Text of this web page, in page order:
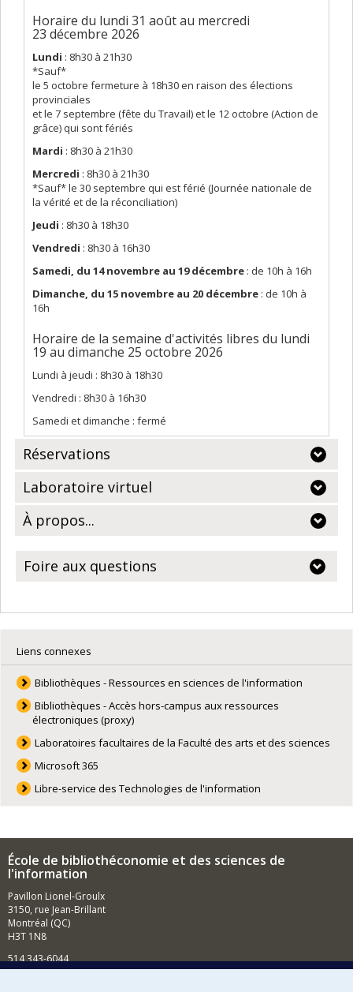
Horaire du lundi 31 août au mercredi
23 décembre 2026
Lundi : 8h30 à 21h30
*Sauf*
le 5 octobre fermeture à 18h30 en raison des élections
provinciales
et le 7 septembre (fête du Travail) et le 12 octobre (Action de
grâce) qui sont fériés
Mardi : 8h30 à 21h30
Mercredi : 8h30 à 21h30
*Sauf* le 30 septembre qui est férié (Journée nationale de
la vérité et de la réconciliation)
Jeudi : 8h30 à 18h30
Vendredi : 8h30 à 16h30
Samedi, du 14 novembre au 19 décembre : de 10h à 16h
Dimanche, du 15 novembre au 20 décembre : de 10h à
16h
Horaire de la semaine d'activités libres du lundi
19 au dimanche 25 octobre 2026
Lundi à jeudi : 8h30 à 18h30
Vendredi : 8h30 à 16h30
Samedi et dimanche : fermé
Réservations
Laboratoire virtuel
À propos...
Foire aux questions
Liens connexes
Bibliothèques - Ressources en sciences de l'information
Bibliothèques - Accès hors-campus aux ressources
électroniques (proxy)
Laboratoires facultaires de la Faculté des arts et des sciences
Microsoft 365
Libre-service des Technologies de l'information
École de bibliothéconomie et des sciences de
l'information
Pavillon Lionel-Groulx
3150, rue Jean-Brillant
Montréal (QC)
H3T 1N8
514 343-6044